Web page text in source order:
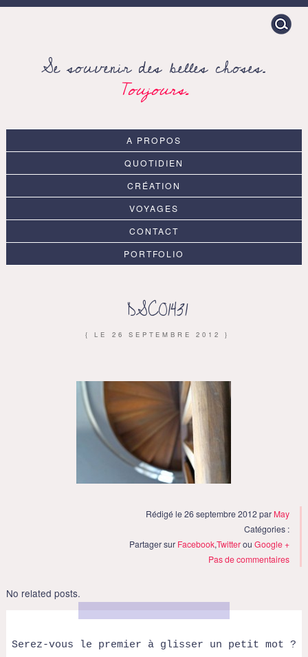
Search
for:
Se souvenir des belles choses.
Toujours.
A PROPOS
QUOTIDIEN
CRÉATION
VOYAGES
CONTACT
PORTFOLIO
DSC01431
{ LE 26 SEPTEMBRE 2012 }
Rédigé le 26 septembre 2012 par May
Catégories :
Partager sur Facebook,TwitterouGoogle +
Pas de commentaires
No related posts.
Serez-vous le premier à glisser un petit mot ?